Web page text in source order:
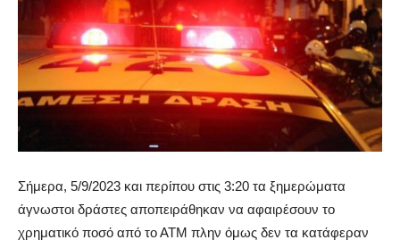
Σήμερα, 5/9/2023 και περίπου στις 3:20 τα ξημερώματα
άγνωστοι δράστες αποπειράθηκαν να αφαιρέσουν το
χρηματικό ποσό από το ΑΤΜ πλην όμως δεν τα κατάφεραν